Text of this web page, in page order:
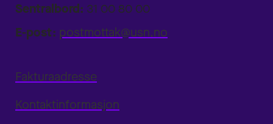
Sentralbord: 31 00 80 00
E-post: postmottak@usn.no
Fakturaadresse
Kontaktinformasjon